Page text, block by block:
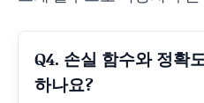
Q4. 손실 함수와 정확
하나요?